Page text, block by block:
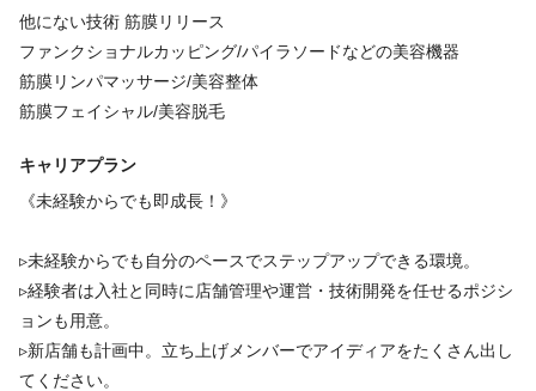
美容機器と手技による痩身技術の提供
初めてのお客様のカウンセリング
結果をお出しするためのお客様との定期的なアフターカウンセリ
・筋膜リリース
・超音波パラボラメルト
・ハイフォーカス
・リンパマッサージ
・美容整体
・中周波EMS
・パーソナルストレッチ
福利厚生
インセンティブあり
研修制度あり 制服あり 育児休暇あり 海外研修あり
他にない技術 筋膜リリース
ファンクショナルカッピング/パイラソードなどの美容機器
筋膜リンパマッサージ/美容整体
筋膜フェイシャル/美容脱毛
キャリアプラン
《未経験からでも即成長！》
▹未経験からでも自分のペースでステップアップできる環境。
▹経験者は入社と同時に店舗管理や運営・技術開発を任せるポジシ
ョンも用意。
▹新店舗も計画中。立ち上げメンバーでアイディアをたくさん出し
てください。